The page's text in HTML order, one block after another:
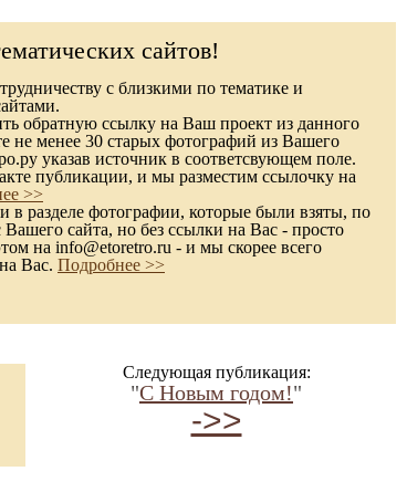
сайтов!
с близкими по тематике и
обратную ссылку на Ваш проект из данного
не менее 30 старых фотографий из Вашего
указав источник в соответсвующем поле.
публикации, и мы разместим ссылочку на
>>
разделе фотографии, которые были взяты, по
сайта, но без ссылки на Вас - просто
на info@etoretro.ru - и мы скорее всего
Вас. Подробнее >>
Следующая публикация:
"С Новым годом!"
->>